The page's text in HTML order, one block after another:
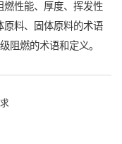
燃性能、厚度、挥发性
原料、固体原料的术语
阻燃的术语和定义。